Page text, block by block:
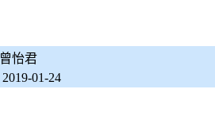
曾怡君
2019-01-24